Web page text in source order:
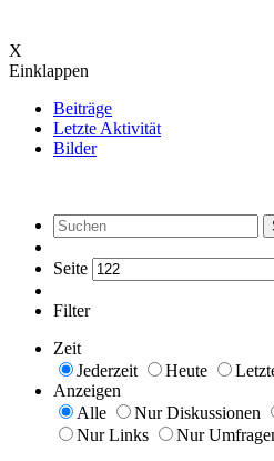
X
Einklappen
Beiträge
Letzte Aktivität
Bilder
Seite
Filter
Zeit
Jederzeit
Heute
Anzeigen
Alle
Nur Diskussionen
Nur Links
Nur